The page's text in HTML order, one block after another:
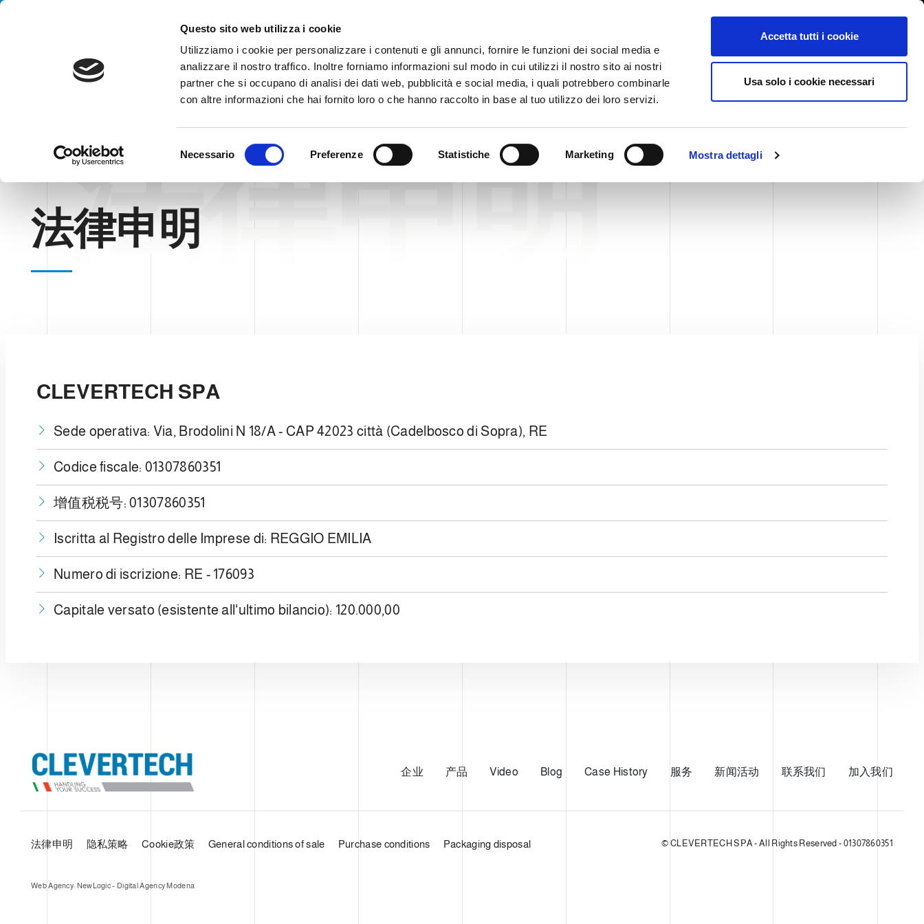
Questo sito web utilizza i cookie
Utilizziamo i cookie per personalizzare i contenuti e gli annunci, fornire le funzioni dei social media e
analizzare il nostro traffico. Inoltre forniamo informazioni sul modo in cui utilizzi il nostro sito ai nostri
partner che si occupano di analisi dei dati web, pubblicità e social media, i quali potrebbero combinarle
con altre informazioni che hai fornito loro o che hanno raccolto in base al tuo utilizzo dei loro servizi.
e
z
o
s
n
o
Necessario Preferenze Statistiche Marketing Mostra dettagli
Accetta tutti i cookie
Usa solo i cookie necessari
Whistleblowing International/漢語, 汉语
企业 产品 VIDEO BLOG CASE HISTORY
法律申明
法律申明
CLEVERTECH SPA
Sede operativa: Via, Brodolini N 18/A - CAP 42023 città (Cadelbosco di Sopra), RE
Codice fiscale: 01307860351
增值税税号: 01307860351
Iscritta al Registro delle Imprese di: REGGIO EMILIA
Numero di iscrizione: RE - 176093
Capitale versato (esistente all'ultimo bilancio): 120.000,00
企业 产品 Video Blog Case History 服务 新闻活动 联系我们 加入我们
法律申明 隐私策略 Cookie政策 General conditions of sale Purchase conditions Packaging disposal © CLEVERTECH SPA - All Rights Reserved - 01307860351
Web Agency: NewLogic - Digital Agency Modena